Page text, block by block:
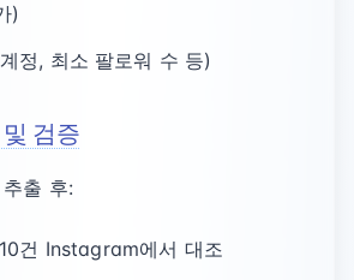
)
정, 최소 팔로워 수 등)
검증
출 후:
건 Instagram에서 대조